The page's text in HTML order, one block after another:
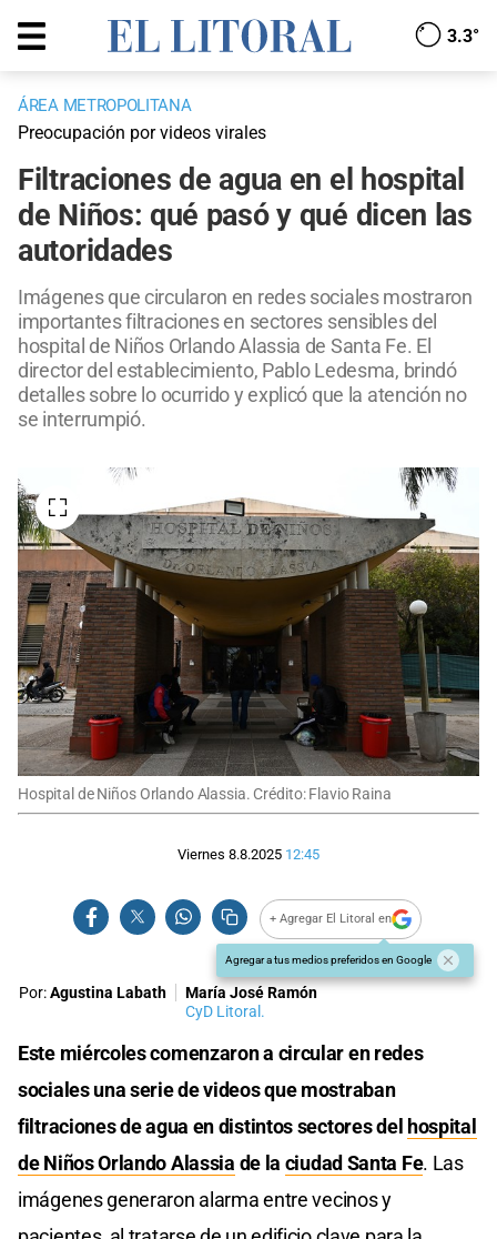
3.3°
ÁREA METROPOLITANA
Preocupación por videos virales
Filtraciones de agua en el hospital
de Niños: qué pasó y qué dicen las
autoridades
Imágenes que circularon en redes sociales mostraron
importantes filtraciones en sectores sensibles del
hospital de Niños Orlando Alassia de Santa Fe. El
director del establecimiento, Pablo Ledesma, brindó
detalles sobre lo ocurrido y explicó que la atención no
se interrumpió.
Hospital de Niños Orlando Alassia. Crédito: Flavio Raina
Viernes 8.8.2025 12:45
+ Agregar El Litoral en
Agregar a tus medios preferidos en Google
Por:Agustina Labath
María José Ramón
CyD Litoral.
Este miércoles comenzaron a circular en redes
sociales una serie de videos que mostraban
filtraciones de agua en distintos sectores del hospital
de Niños Orlando Alassia de la ciudad Santa Fe. Las
imágenes generaron alarma entre vecinos y